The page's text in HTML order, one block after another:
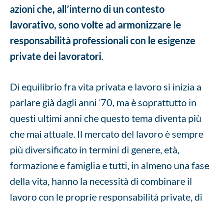
azioni che, all’interno di un contesto
lavorativo, sono volte ad armonizzare le
responsabilità professionali con le esigenze
private dei lavoratori.
Di equilibrio fra vita privata e lavoro si inizia a
parlare già dagli anni ’70, ma è soprattutto in
questi ultimi anni che questo tema diventa più
che mai attuale. Il mercato del lavoro è sempre
più diversificato in termini di genere, età,
formazione e famiglia e tutti, in almeno una fase
della vita, hanno la necessità di combinare il
lavoro con le proprie responsabilità private, di